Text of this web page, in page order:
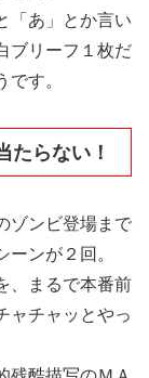
「あ」とか言い
ブリーフ１枚だ
す。
たらない！
ゾンビ登場まで
ンが２回。
、まるで本番前
ャチャッとやっ